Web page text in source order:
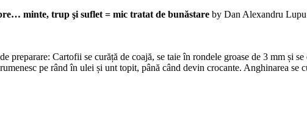
minte, trup şi suflet = mic tratat de bunăstare by Dan Alexandru
Cartofii se curăță de coajă, se taie în rondele groase de 3 mm și
pe rând în ulei și unt topit, până când devin crocante. Anghinarea se